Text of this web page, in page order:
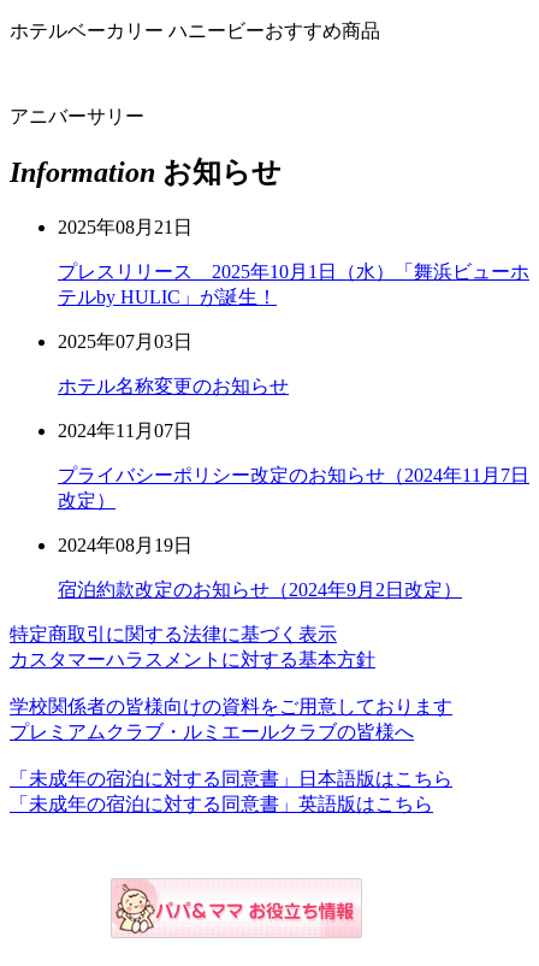
ホテルベーカリー ハニービーおすすめ商品
アニバーサリー
Information お知らせ
2025年08月21日
プレスリリース 2025年10月1日（水）「舞浜ビューホ
テルby HULIC」が誕生！
2025年07月03日
ホテル名称変更のお知らせ
2024年11月07日
プライバシーポリシー改定のお知らせ（2024年11月7日
改定）
2024年08月19日
宿泊約款改定のお知らせ（2024年9月2日改定）
特定商取引に関する法律に基づく表示
カスタマーハラスメントに対する基本方針
学校関係者の皆様向けの資料をご用意しております
プレミアムクラブ・ルミエールクラブの皆様へ
「未成年の宿泊に対する同意書」日本語版はこちら
「未成年の宿泊に対する同意書」英語版はこちら